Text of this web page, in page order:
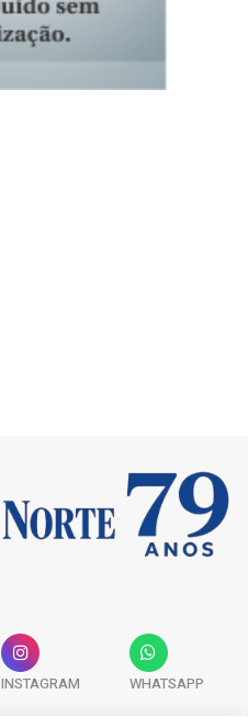
INSTAGRAM WHATSAPP